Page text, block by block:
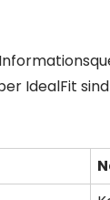
IdealFit